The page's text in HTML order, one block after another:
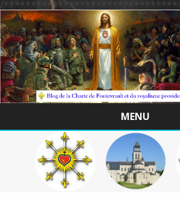
/
MENU
Skip
to
content